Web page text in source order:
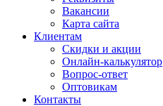
Вакансии
Карта сайта
Клиентам
Скидки и акции
Онлайн-калькулятор
Вопрос-ответ
Оптовикам
Контакты